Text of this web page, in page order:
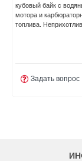
кубовый байк с
мотора и
топлива.
Задать вопрос